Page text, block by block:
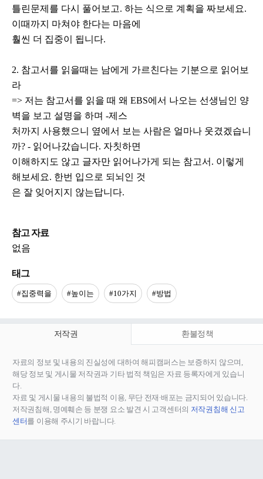
틀린문제를 다시 풀어보고. 하는 식으로 계획을 짜보세요.
이때까지 마쳐야 한다는 마음에
훨씬 더 집중이 됩니다.
2. 참고서를 읽을때는 남에게 가르친다는 기분으로 읽어보
라
=> 저는 참고서를 읽을 때 왜 EBS에서 나오는 선생님인 양
벽을 보고 설명을 하며 -제스
처까지 사용했으니 옆에서 보는 사람은 얼마나 웃겼겠습니
까? - 읽어나갔습니다. 자칫하면
이해하지도 않고 글자만 읽어나가게 되는 참고서. 이렇게
해보세요. 한번 입으로 되뇌인 것
은 잘 잊어지지 않는답니다.
참고 자료
없음
태그
#집중력을 #높이는 #10가지 #방법
저작권 환불정책
자료의 정보 및 내용의 진실성에 대하여 해피캠퍼스는 보증하지 않으며,
해당 정보 및 게시물 저작권과 기타 법적 책임은 자료 등록자에게 있습니
다.
자료 및 게시물 내용의 불법적 이용, 무단 전재∙배포는 금지되어 있습니다.
저작권침해, 명예훼손 등 분쟁 요소 발견 시 고객센터의 저작권침해 신고
센터를 이용해 주시기 바랍니다.